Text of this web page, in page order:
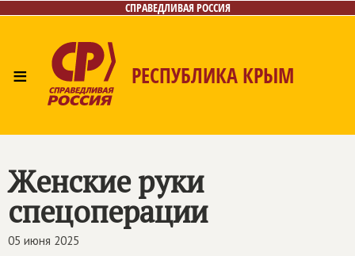
СПРАВЕДЛИВАЯ РОССИЯ
≡ РЕСПУБЛИКА КРЫМ
Женские руки
спецоперации
05 июня 2025